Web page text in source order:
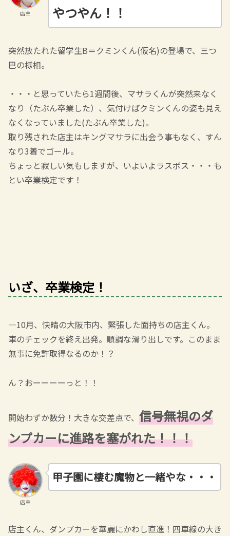
店主
やつやん！！
突然放たれた留学生B＝クミンくん(仮名)の登場で、三つ
巴の様相。
・・・と思っていたら1週間後、マサラくんが突然来なく
なり（たぶん卒業した）、気付けばクミンくんの姿も見え
なくなっていました(たぶん卒業した)。
取り残された店主はキングマサラに出会う事もなく、すん
なり3着でゴール。
ちょっと寂しい気もしますが、いよいよラスボス・・・も
とい卒業検定です！
いざ、卒業検定！
―10月、快晴の大阪市内、緊張した面持ちの店主くん。
車のチェックを終え出発。順調な滑り出しです。このまま
無事に免許取得なるのか！？
ん？おーーーーっと！！
開始わずか数分！大きな交差点で、 信号無視のダ
ンプカーに進路を塞がれた！！！
店主
甲子園に棲む魔物と一緒やな・・・
店主くん、ダンプカーを華麗にかわし直進！四車線の大き